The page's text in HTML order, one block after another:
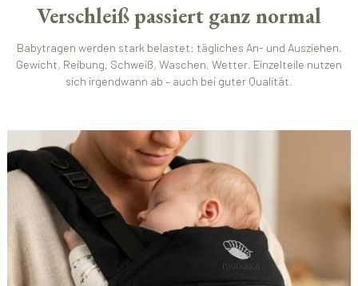
Verschleiß passiert ganz normal
Babytragen werden stark belastet: tägliches An- und Ausziehen,
Gewicht, Reibung, Schweiß, Waschen, Wetter. Einzelteile nutzen
sich irgendwann ab – auch bei guter Qualität.